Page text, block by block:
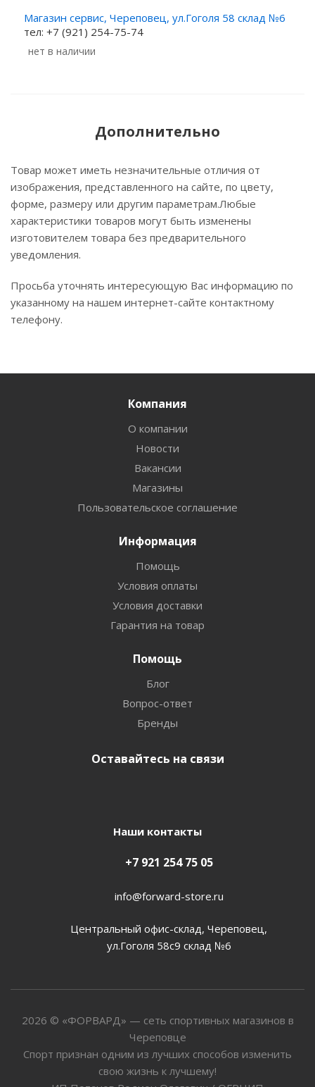
Магазин сервис, Череповец, ул.Гоголя 58 склад №6
тел: +7 (921) 254-75-74
Нет в наличии
Дополнительно
Товар может иметь незначительные отличия от
изображения, представленного на сайте, по цвету,
форме, размеру или другим параметрам.Любые
характеристики товаров могут быть изменены
изготовителем товара без предварительного
уведомления.
Просьба уточнять интересующую Вас информацию по
указанному на нашем интернет-сайте контактному
телефону.
Компания
О компании
Новости
Вакансии
Магазины
Пользовательское соглашение
Информация
Помощь
Условия оплаты
Условия доставки
Гарантия на товар
Помощь
Блог
Вопрос-ответ
Бренды
Оставайтесь на связи
Наши контакты
+7 921 254 75 05
info@forward-store.ru
Центральный офис-склад, Череповец,
ул.Гоголя 58с9 склад №6
2026 © «ФОРВАРД» — сеть спортивных магазинов в
Череповце
Спорт признан одним из лучших способов изменить
свою жизнь к лучшему!